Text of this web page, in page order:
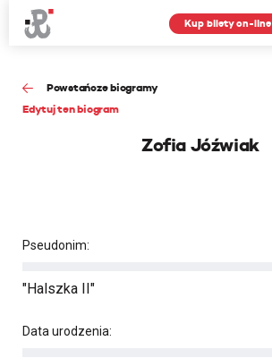
Kup bilety on-line
Powstańcze biogramy
Edytuj ten biogram
Zofia Jóźwiak
Pseudonim:
"Halszka II"
Data urodzenia: